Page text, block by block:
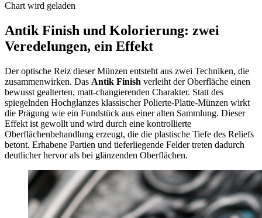
Chart wird geladen
Antik Finish und Kolorierung: zwei
Veredelungen, ein Effekt
Der optische Reiz dieser Münzen entsteht aus zwei Techniken, die
zusammenwirken. Das Antik Finish verleiht der Oberfläche einen
bewusst gealterten, matt-changierenden Charakter. Statt des
spiegelnden Hochglanzes klassischer Polierte-Platte-Münzen wirkt
die Prägung wie ein Fundstück aus einer alten Sammlung. Dieser
Effekt ist gewollt und wird durch eine kontrollierte
Oberflächenbehandlung erzeugt, die die plastische Tiefe des Reliefs
betont. Erhabene Partien und tieferliegende Felder treten dadurch
deutlicher hervor als bei glänzenden Oberflächen.